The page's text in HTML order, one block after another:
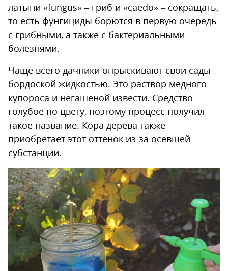
латыни «fungus» – гриб и «caedo» – сокращать,
то есть фунгициды борются в первую очередь
с грибными, а также с бактериальными
болезнями.
Чаще всего дачники опрыскивают свои сады
бордоской жидкостью. Это раствор медного
купороса и негашеной извести. Средство
голубое по цвету, поэтому процесс получил
такое название. Кора дерева также
приобретает этот оттенок из-за осевшей
субстанции.